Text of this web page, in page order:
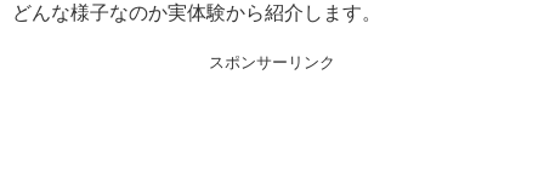
どんな様子なのか実体験から紹介します。
スポンサーリンク